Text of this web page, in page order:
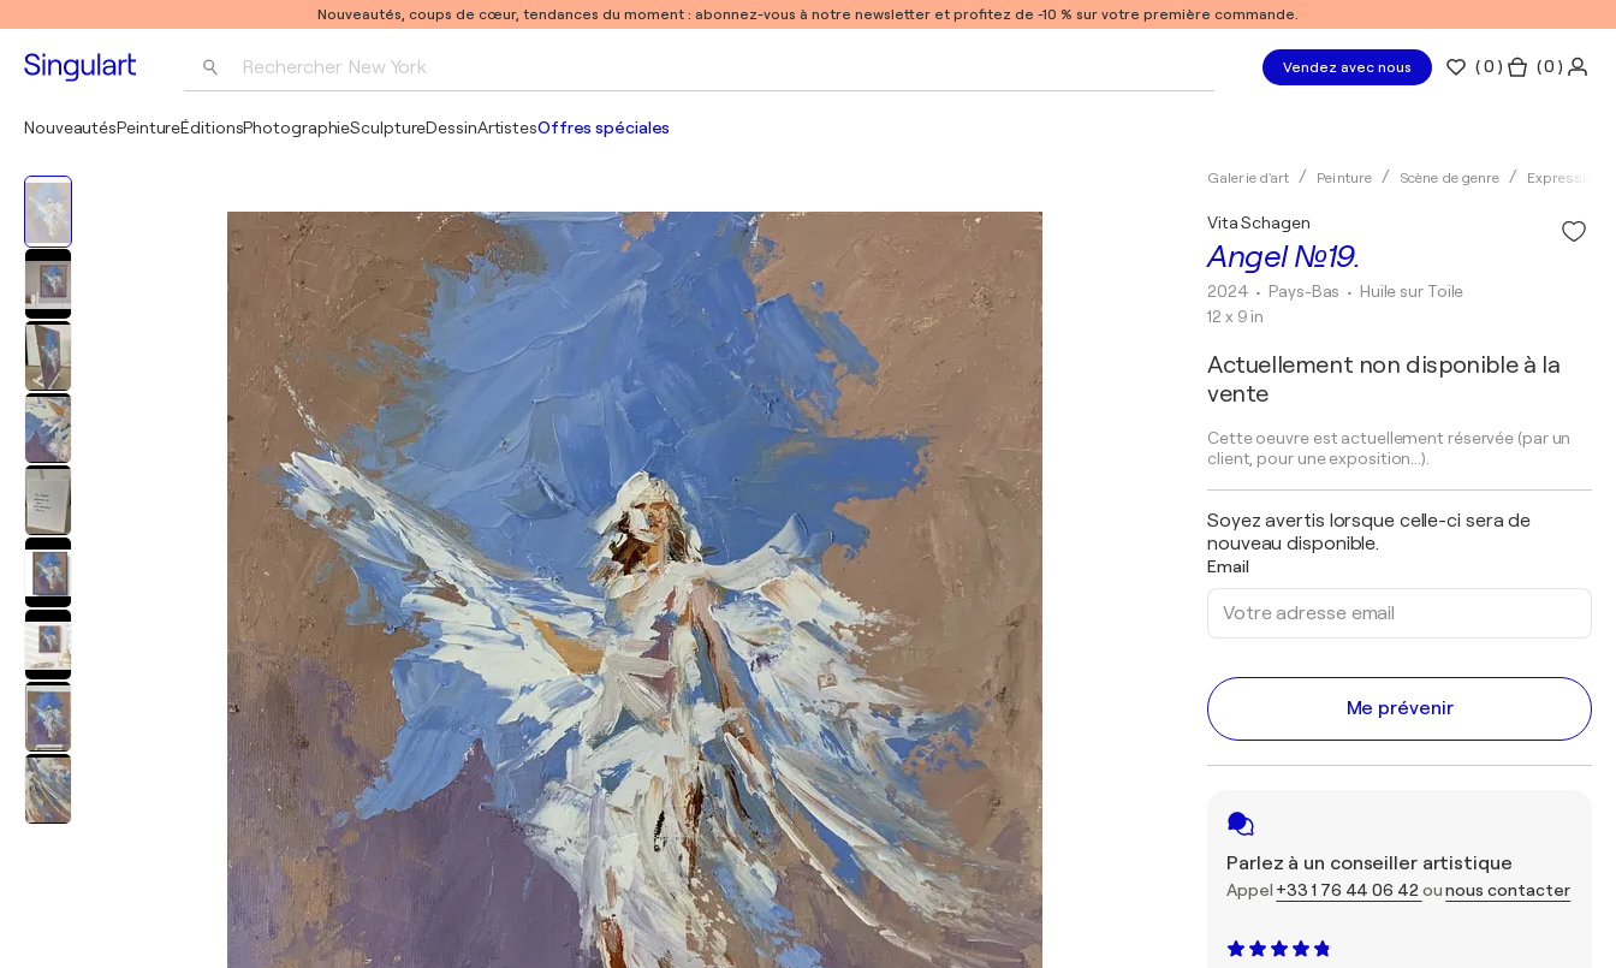
Nouveautés, coups de cœur, tendances du moment : abonnez-vous à notre newsletter et profitez de -10 % sur votre première commande.
Rechercher New York
Pablo Picasso
Vendez avec nous (0 ) ( 0 )
NouveautésPeintureÉditionsPhotographieSculptureDessinArtistesOffres spéciales
Galerie d'art Peinture Scène de genre
Angel №19.
Vita Schagen
2024 • Pays-Bas • Huile sur Toile
12 x 9 in
Actuellement non disponible à la
vente
Cette oeuvre est actuellement réservée (par un
client, pour une exposition...).
Soyez avertis lorsque celle-ci sera de
nouveau disponible.
Email
Me prévenir
Parlez à un conseiller artistique
Appel +33 1 76 44 06 42 ounous contacter